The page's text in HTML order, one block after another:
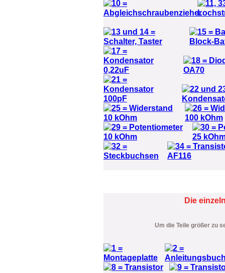
Die
Um die Teile größer zu